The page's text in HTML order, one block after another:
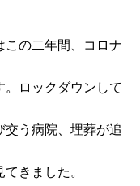
この二年間、コロナ
ロックダウンして
う病院、埋葬が追
きました。